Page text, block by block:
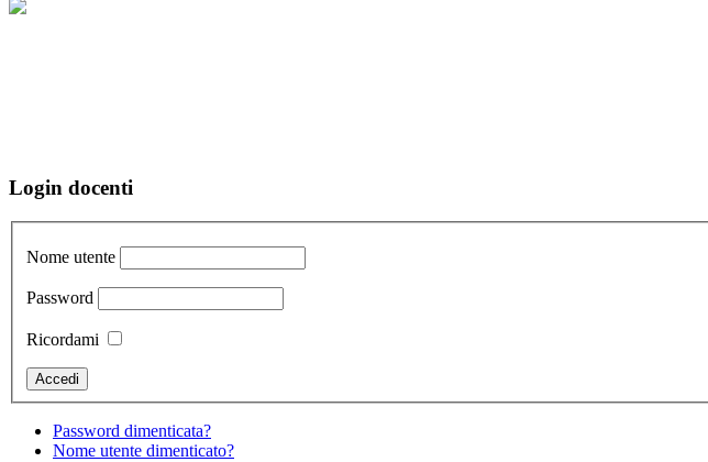
Login docenti
Nome utente
Password
Ricordami
Password dimenticata?
Nome utente dimenticato?